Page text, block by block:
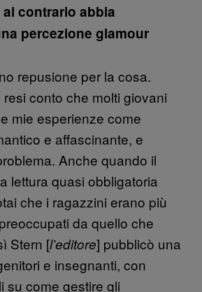
contrario abbia
percezione glamour
repusione per la cosa.
conto che molti giovani
mie esperienze come
e affascinante, e
Anche quando il
lettura quasi obbligatoria
che i ragazzini erano più
da quello che
Stern [l’editore] pubblicò una
e insegnanti, con
su come gestire gli